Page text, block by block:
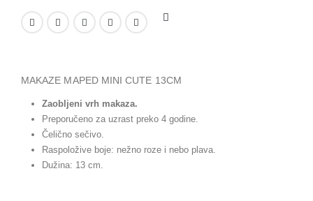
MAKAZE MAPED MINI CUTE 13CM
Zaobljeni vrh makaza.
Preporučeno za uzrast preko 4 godine.
Čelično sečivo.
Raspoložive boje: nežno roze i nebo plava.
Dužina: 13 cm.